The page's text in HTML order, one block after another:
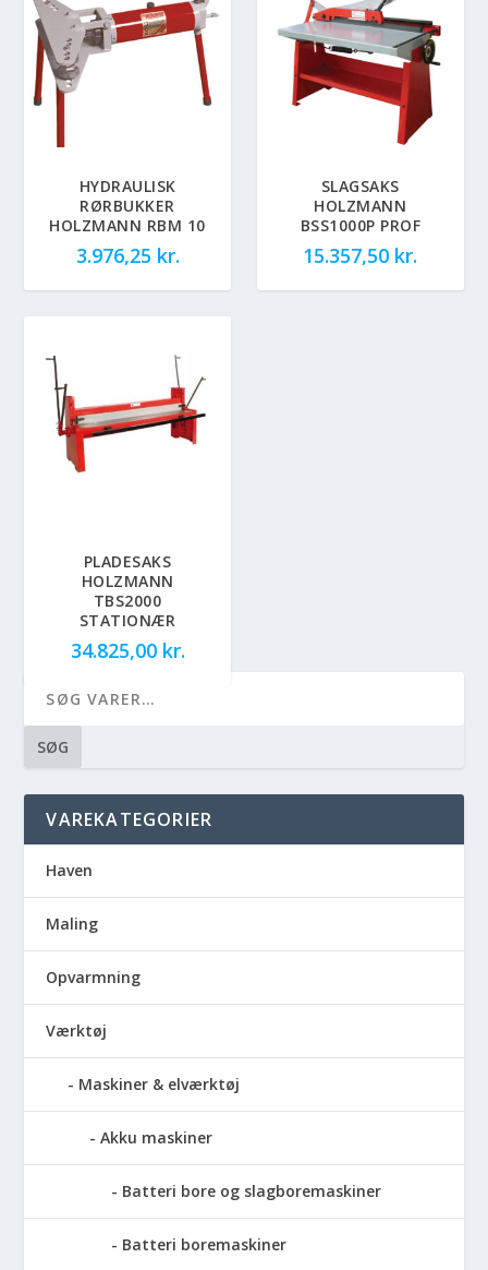
HYDRAULISK
RØRBUKKER
HOLZMANN RBM 10
3.976,25 kr.
SLAGSAKS
HOLZMANN
BSS1000P PROF
15.357,50 kr.
PLADESAKS
HOLZMANN
TBS2000
STATIONÆR
34.825,00 kr.
SØG
VAREKATEGORIER
Haven
Maling
Opvarmning
Værktøj
Maskiner & elværktøj
Akku maskiner
Batteri bore og slagboremaskiner
Batteri boremaskiner